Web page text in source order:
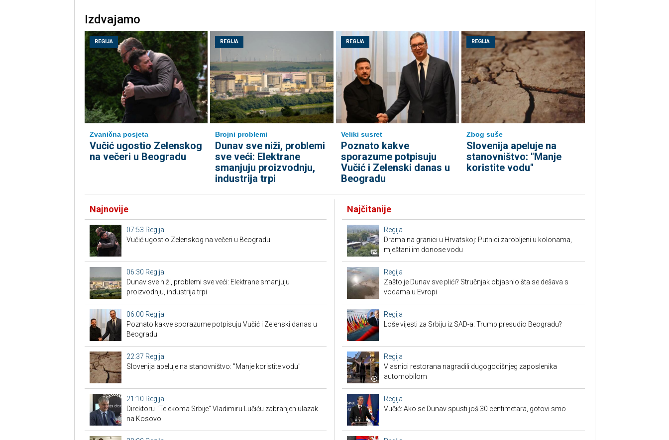
Izdvajamo
REGIJA
Zvanična posjeta
Vučić ugostio Zelenskog
na večeri u Beogradu
REGIJA
Brojni problemi
Dunav sve niži, problemi
sve veći: Elektrane
smanjuju proizvodnju,
industrija trpi
REGIJA
Veliki susret
Poznato kakve
sporazume potpisuju
Vučić i Zelenski danas u
Beogradu
REGIJA
Zbog suše
Slovenija apeluje na
stanovništvo: "Manje
koristite vodu"
Najnovije
07:53 Regija
Vučić ugostio Zelenskog na večeri u Beogradu
06:30 Regija
Dunav sve niži, problemi sve veći: Elektrane smanjuju
proizvodnju, industrija trpi
06:00 Regija
Poznato kakve sporazume potpisuju Vučić i Zelenski danas u
Beogradu
22:37 Regija
Slovenija apeluje na stanovništvo: "Manje koristite vodu"
21:10 Regija
Direktoru "Telekoma Srbije" Vladimiru Lučiću zabranjen ulazak
na Kosovo
Najčitanije
Regija
Drama na granici u Hrvatskoj: Putnici zarobljeni u kolonama,
mještani im donose vodu
Regija
Zašto je Dunav sve plići? Stručnjak objasnio šta se dešava s
vodama u Evropi
Regija
Loše vijesti za Srbiju iz SAD-a: Trump presudio Beogradu?
Regija
Vlasnici restorana nagradili dugogodišnjeg zaposlenika
automobilom
Regija
Vučić: Ako se Dunav spusti još 30 centimetara, gotovi smo